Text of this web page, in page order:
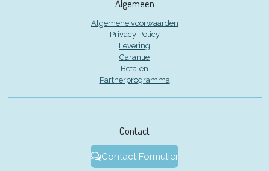
Algemeen
Algemene voorwaarden
Privacy Policy
Levering
Garantie
Betalen
Partnerprogramma
Contact
Contact Formulier